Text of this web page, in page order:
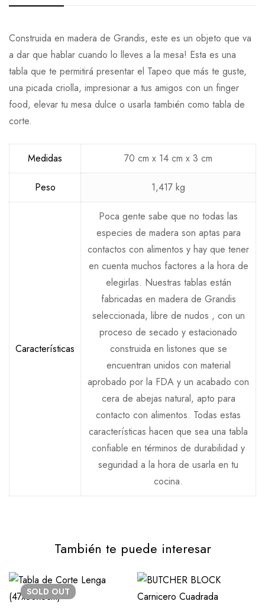
Construida en madera de Grandis, este es un objeto que va
a dar que hablar cuando lo lleves a la mesa! Esta es una
tabla que te permitirá presentar el Tapeo que más te guste,
una picada criolla, impresionar a tus amigos con un finger
food, elevar tu mesa dulce o usarla también como tabla de
corte.
Medidas 70 cm x 14 cm x 3 cm
Peso 1,417 kg
Características
Poca gente sabe que no todas las
especies de madera son aptas para
contactos con alimentos y hay que tener
en cuenta muchos factores a la hora de
elegirlas. Nuestras tablas están
fabricadas en madera de Grandis
seleccionada, libre de nudos , con un
proceso de secado y estacionado
construida en listones que se
encuentran unidos con material
aprobado por la FDA y un acabado con
cera de abejas natural, apto para
contacto con alimentos. Todas estas
características hacen que sea una tabla
confiable en términos de durabilidad y
seguridad a la hora de usarla en tu
cocina.
También te puede interesar
SOLD OUT